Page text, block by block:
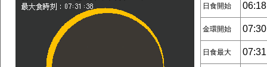
日食開始
金環開始
日食最大